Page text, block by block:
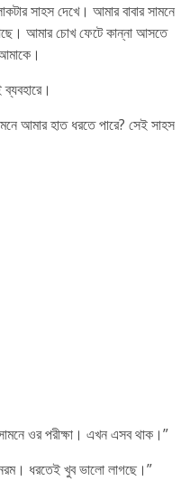
সাহস দেখে। আমার বাবার সামনে
আমার চোখ ফেটে কান্না আসতে
আমার হাত ধরতে পারে? সেই সাহস
ওর পরীক্ষা। এখন এসব থাক।”
ধরতেই খুব ভালো লাগছে।”